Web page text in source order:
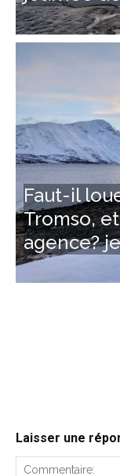
Faut-il
Tromso,
agence?
Laisser une